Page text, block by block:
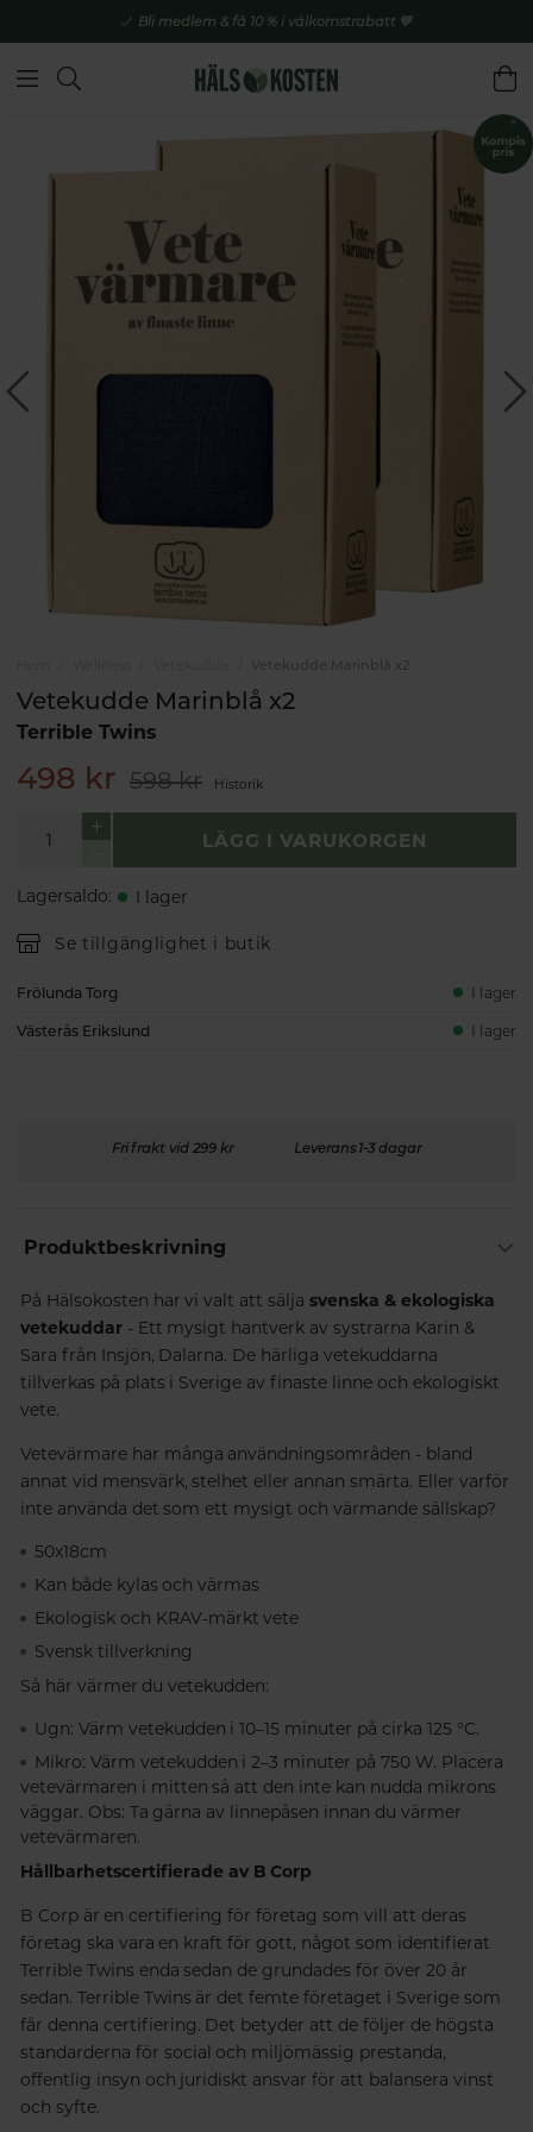
Bli medlem & få 10 % i välkomstrabatt 💚
Vetekudde Marinblå x2
Vetekudde Marinblå x2
Terrible Twins
498 kr 598 kr Historik
LÄGG I VARUKORGEN
Lagersaldo: I lager
Se tillgänglighet i butik
Frölunda Torg I lager
Västerås Erikslund I lager
Fri frakt vid 299 kr Leverans 1-3 dagar
Produktbeskrivning
På Hälsokosten har vi valt att säljasvenska & ekologiska
vetekuddar- Ett mysigt hantverk av systrarna Karin &
Sara från Insjön, Dalarna. De härliga vetekuddarna
tillverkas på plats i Sverige av finaste linne och ekologiskt
vete.
Vetevärmare har många användningsområden - bland
annat vid mensvärk, stelhet eller annan smärta. Eller varför
inte använda det som ett mysigt och värmande sällskap?
50x18cm
Kan både kylas och värmas
Ekologisk och KRAV-märkt vete
Svensk tillverkning
Så här värmer du vetekudden:
Ugn: Värm vetekudden i 10–15 minuter på cirka 125 °C.
Mikro: Värm vetekudden i 2–3 minuter på 750 W. Placera
vetevärmaren i mitten så att den inte kan nudda mikrons
väggar. Obs: Ta gärna av linnepåsen innan du värmer
vetevärmaren.
Hållbarhetscertifierade av B Corp
B Corp är en certifiering för företag som vill att deras
företag ska vara en kraft för gott, något som identifierat
Terrible Twins enda sedan de grundades för över 20 år
sedan. Terrible Twins är det femte företaget i Sverige som
får denna certifiering. Det betyder att de följer de högsta
standarderna för social och miljömässig prestanda,
offentlig insyn och juridiskt ansvar för att balansera vinst
och syfte.